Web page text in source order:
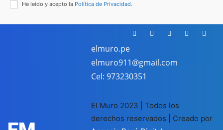
He leído y acepto la Política de Privacidad.
elmuro.pe
elmuro911@gmail.com
Cel: 973230351
El Muro 2023 | Todos los
derechos reservados | Creado por